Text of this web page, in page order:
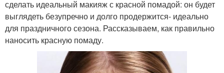
сделать идеальный макияж с красной помадой: он будет
выглядеть безупречно и долго продержится- идеально
для праздничного сезона. Рассказываем, как правильно
наносить красную помаду.